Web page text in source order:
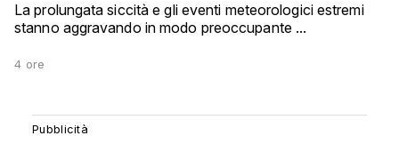
La prolungata siccità e gli eventi meteorologici estremi
stanno aggravando in modo preoccupante ...
4 ore